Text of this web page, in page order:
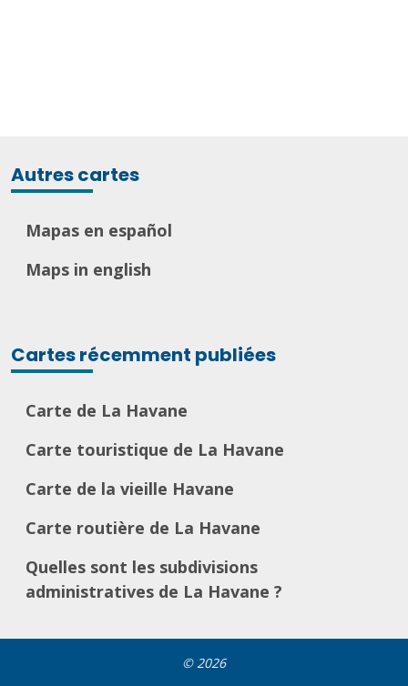
Autres cartes
Mapas en español
Maps in english
Cartes récemment publiées
Carte de La Havane
Carte touristique de La Havane
Carte de la vieille Havane
Carte routière de La Havane
Quelles sont les subdivisions
administratives de La Havane ?
© 2026